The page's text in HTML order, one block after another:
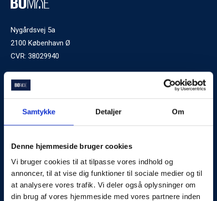
Samtykke Detaljer Om
Denne hjemmeside bruger cookies
Vi bruger cookies til at tilpasse vores indhold og
annoncer, til at vise dig funktioner til sociale medier og til
at analysere vores trafik. Vi deler også oplysninger om
din brug af vores hjemmeside med vores partnere inden
Nygårdsvej 5a
2100 København Ø
CVR: 38029940
Ved generelle henvendelser kontakt Bomae:
Tlf.72600400 , mandag til fredag 9:00-20:00
Om Bomae
Kontakt